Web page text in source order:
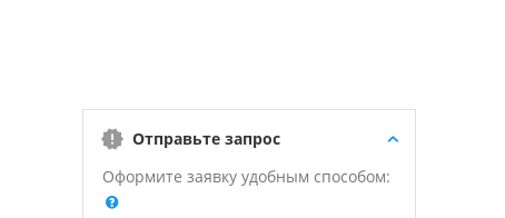
Отправьте запрос
Оформите заявку удобным способом: